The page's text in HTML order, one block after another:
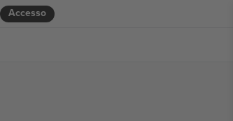
Accesso